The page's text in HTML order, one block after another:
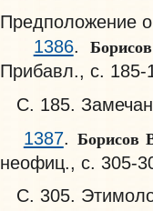
Предположение
1386.
Прибавл., с. 185-
С. 185.
1387. Борисов
неофиц., с. 305-
С. 305.